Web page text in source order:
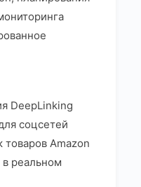
DeepLinking
соцсетей
товаров Amazon
реальном